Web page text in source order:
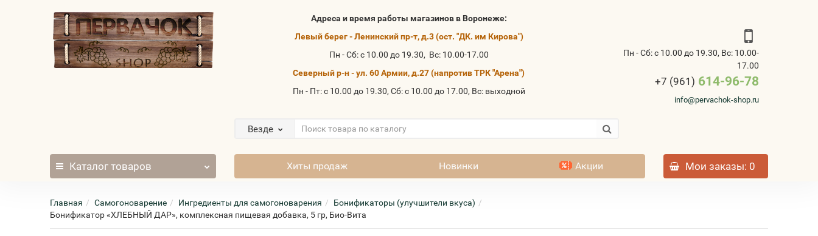
Адреса и время работы магазинов в Воронеже:
Левый берег - Ленинский пр-т, д.3 (ост. "ДК. им Кирова")
Пн - Сб: с 10.00 до 19.30, Вс: 10.00-17.00
Северный р-н - ул. 60 Армии, д.27 (напротив ТРК "Арена")
Пн - Пт: с 10.00 до 19.30, Сб: с 10.00 до 17.00, Вс: выходной
Везде
Пн - Сб: с 10.00 до 19.30, Вс: 10.00-
17.00
+7 (961) 614-96-78
info@pervachok-shop.ru
Каталог товаров Хиты продаж Новинки Акции Мои заказы: 0
Главная Самогоноварение Ингредиенты для самогоноварения
Бонификаторы (улучшители вкуса)
Бонификатор «ХЛЕБНЫЙ ДАР», комплексная пищевая добавка, 5 гр, Био-Вита